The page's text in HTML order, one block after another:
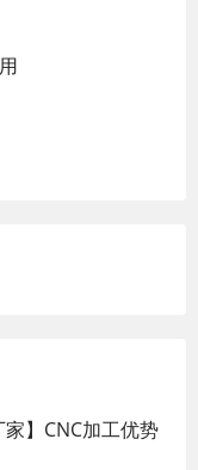
家】CNC加工优势